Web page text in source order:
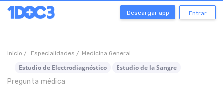
Descargar app Entrar
Inicio / Especialidades / Medicina General
Estudio de Electrodiagnóstico
Estudio de la Sangre
Pregunta médica